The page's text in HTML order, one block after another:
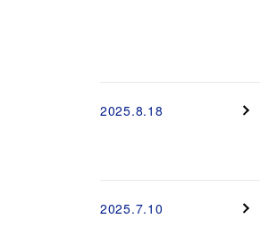
2025.8.18
2025.7.10